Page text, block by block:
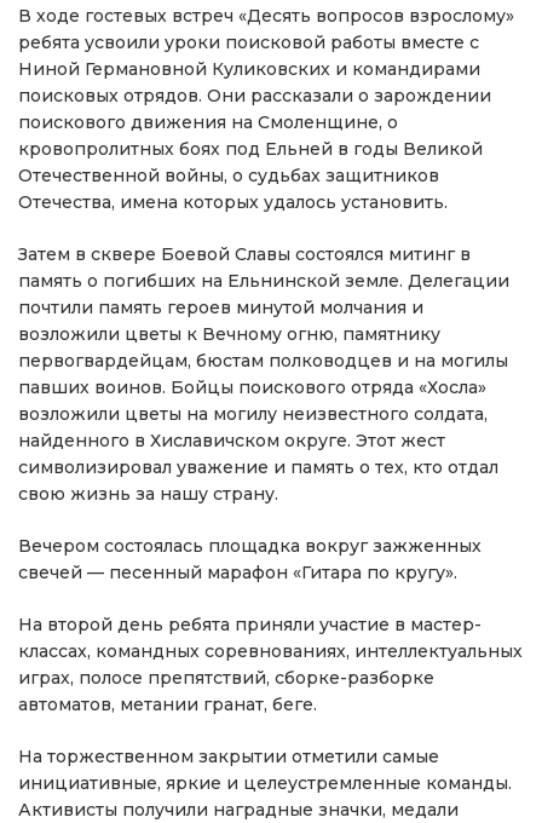
В ходе гостевых встреч «Десять вопросов взрослому»
ребята усвоили уроки поисковой работы вместе с
Ниной Германовной Куликовских и командирами
поисковых отрядов. Они рассказали о зарождении
поискового движения на Смоленщине, о
кровопролитных боях под Ельней в годы Великой
Отечественной войны, о судьбах защитников
Отечества, имена которых удалось установить.
Затем в сквере Боевой Славы состоялся митинг в
память о погибших на Ельнинской земле. Делегации
почтили память героев минутой молчания и
возложили цветы к Вечному огню, памятнику
первогвардейцам, бюстам полководцев и на могилы
павших воинов. Бойцы поискового отряда «Хосла»
возложили цветы на могилу неизвестного солдата,
найденного в Хиславичском округе. Этот жест
символизировал уважение и память о тех, кто отдал
свою жизнь за нашу страну.
Вечером состоялась площадка вокруг зажженных
свечей — песенный марафон «Гитара по кругу».
На второй день ребята приняли участие в мастер-
классах, командных соревнованиях, интеллектуальных
играх, полосе препятствий, сборке-разборке
автоматов, метании гранат, беге.
На торжественном закрытии отметили самые
инициативные, яркие и целеустремленные команды.
Активисты получили наградные значки, медали